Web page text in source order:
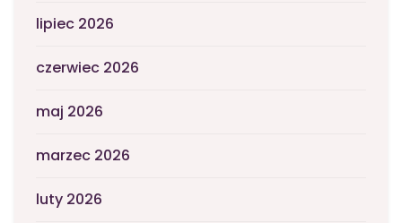
lipiec 2026
czerwiec 2026
maj 2026
marzec 2026
luty 2026